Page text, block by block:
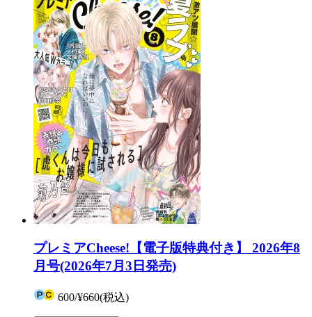
プレミアCheese!【電子版特典付き】 2026年8
月号(2026年7月3日発売)
600/¥660(税込)